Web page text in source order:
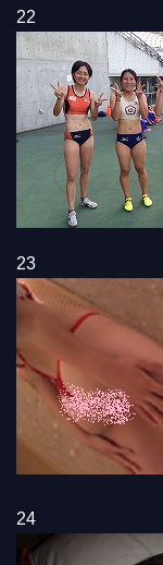
22
23
24